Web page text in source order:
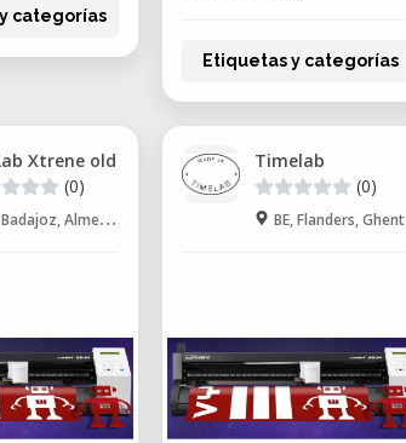
categorías
Etiquetas y categorías
Xtrene old
(0)
Almendralejo
Timelab
(0)
BE, Flanders, Ghent